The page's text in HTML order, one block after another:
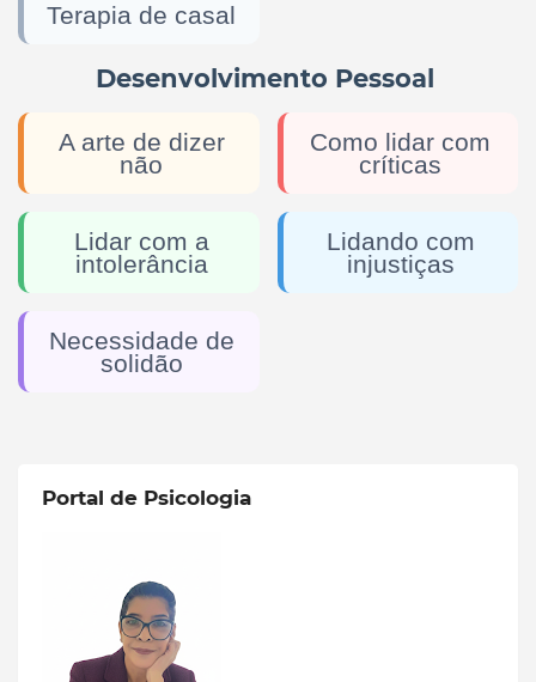
Terapia de casal
Desenvolvimento Pessoal
A arte de dizer
não
Como lidar com
críticas
Lidar com a
intolerância
Lidando com
injustiças
Necessidade de
solidão
Portal de Psicologia